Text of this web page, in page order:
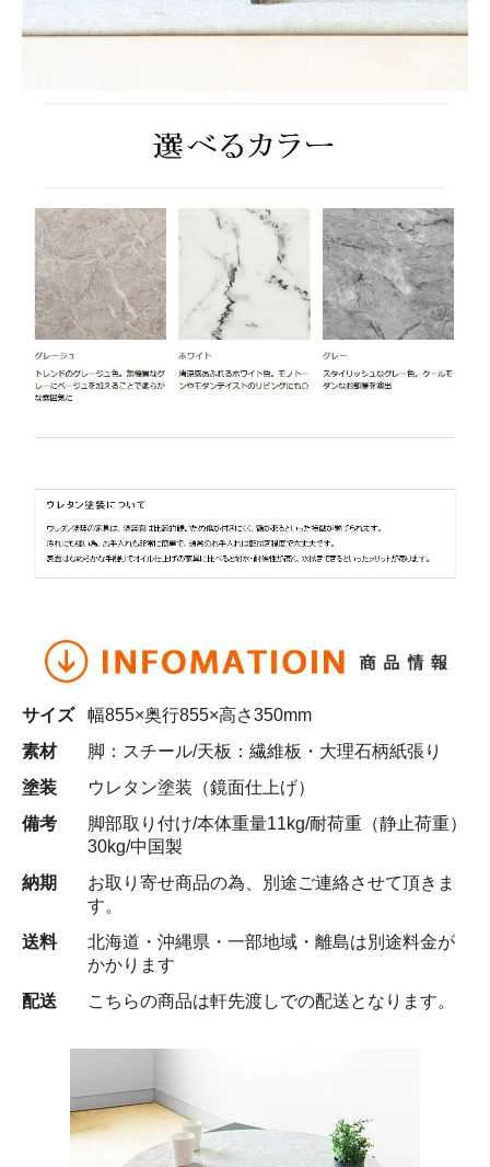
サイズ
幅855×奥行855×高さ350mm
素材
脚：スチール/天板：繊維板・大理石柄紙張り
塗装
ウレタン塗装（鏡面仕上げ）
備考
脚部取り付け/本体重量11kg/耐荷重（静止荷重）
30kg/中国製
納期
お取り寄せ商品の為、別途ご連絡させて頂きま
す。
送料
北海道・沖縄県・一部地域・離島は別途料金が
かかります
配送
こちらの商品は軒先渡しでの配送となります。